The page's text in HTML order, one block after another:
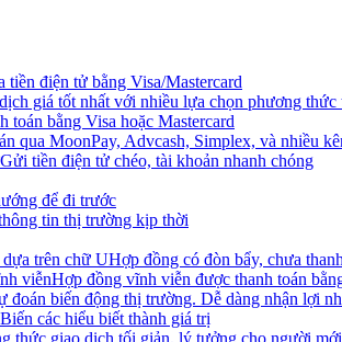
tiền điện tử bằng Visa/Mastercard
giá tốt nhất với nhiều lựa chọn phương thức
toán bằng Visa hoặc Mastercard
qua MoonPay, Advcash, Simplex, và nhiều
Gửi tiền điện tử chéo, tài khoản nhanh chóng
để đi trước
tin thị trường kịp thời
trên chữ UHợp đồng có đòn bẩy, chưa
viễnHợp đồng vĩnh viễn được thanh toán
đoán biến động thị trường. Dễ dàng nhận lợi
Biến các hiểu biết thành giá trị
thức giao dịch tối giản, lý tưởng cho người